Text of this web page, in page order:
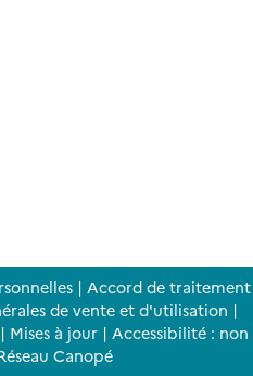
| Accord de traitement
de vente et d'utilisation |
| Mises à jour | Accessibilité : non
Canopé